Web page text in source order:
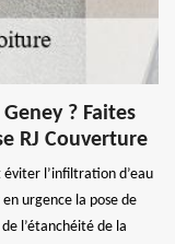
? Faites
RJ Couverture
éviter l’infiltration d’eau
urgence la pose de
l’étanchéité de la